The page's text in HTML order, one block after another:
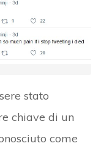
stato
chiave di un
come